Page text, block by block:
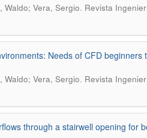
Waldo; Vera, Sergio. Revista
Needs of CFD beginners
Waldo; Vera, Sergio. Revista
through a stairwell opening for